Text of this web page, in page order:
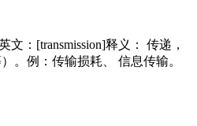
文：[transmission]释义： 传递，
。例：传输损耗、 信息传输。